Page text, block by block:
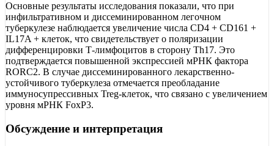
Основные результаты исследования показали, что при
инфильтративном и диссеминированном легочном
туберкулезе наблюдается увеличение числа CD4 + CD161 +
IL17A + клеток, что свидетельствует о поляризации
дифференцировки Т-лимфоцитов в сторону Th17. Это
подтверждается повышенной экспрессией мРНК фактора
RORC2. В случае диссеминированного лекарственно-
устойчивого туберкулеза отмечается преобладание
иммуносупрессивных Treg-клеток, что связано с увеличением
уровня мРНК FoxP3.
Обсуждение и интерпретация